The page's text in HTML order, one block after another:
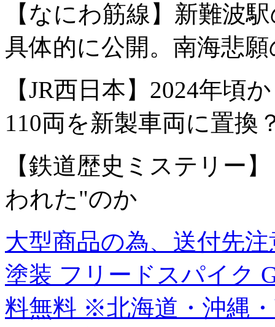
【なにわ筋線】新難波
具体的に公開。南海悲
【JR西日本】2024年頃
110両を新製車両に置換
【鉄道歴史ミステリー
われた"のか
大型商品の為、送付先
塗装 フリードスパイク
料無料 ※北海道・沖縄